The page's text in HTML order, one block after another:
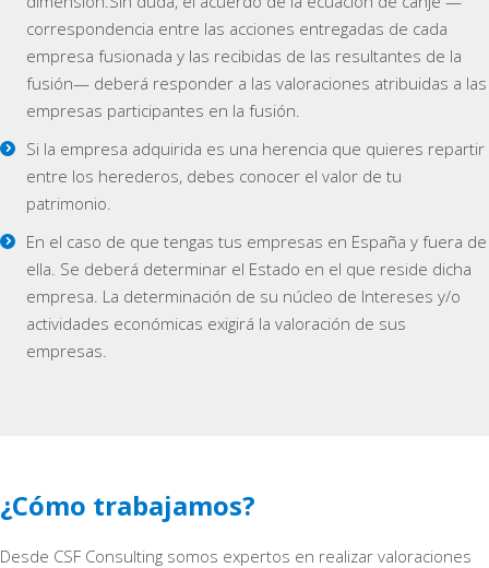
correspondencia entre las acciones entregadas de cada
empresa fusionada y las recibidas de las resultantes de la
fusión— deberá responder a las valoraciones atribuidas a las
empresas participantes en la fusión.
Si la empresa adquirida es una herencia que quieres repartir
entre los herederos, debes conocer el valor de tu
patrimonio.
En el caso de que tengas tus empresas en España y fuera de
ella. Se deberá determinar el Estado en el que reside dicha
empresa. La determinación de su núcleo de Intereses y/o
actividades económicas exigirá la valoración de sus
empresas.
¿Cómo trabajamos?
Desde CSF Consulting somos expertos en realizar valoraciones